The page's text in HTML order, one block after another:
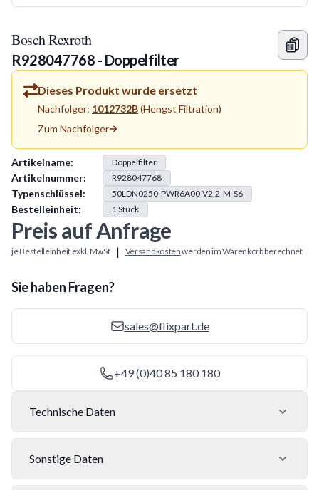
Bosch Rexroth
R928047768 - Doppelfilter
Dieses Produkt wurde ersetzt
Nachfolger: 1012732B(Hengst Filtration)
Zum Nachfolger
Produkt Information
Artikelname: Doppelfilter
Artikelnummer: R928047768
Typenschlüssel: 50LDN0250-PWR6A00-V2,2-M-S6
Bestelleinheit: 1Stück
Preis auf Anfrage
je Bestelleinheit exkl. MwSt | Versandkostenwerden im Warenkorb berechnet
Sie haben Fragen?
sales@flixpart.de
+49 (0)40 85 180 180
Technische Daten
Sonstige Daten